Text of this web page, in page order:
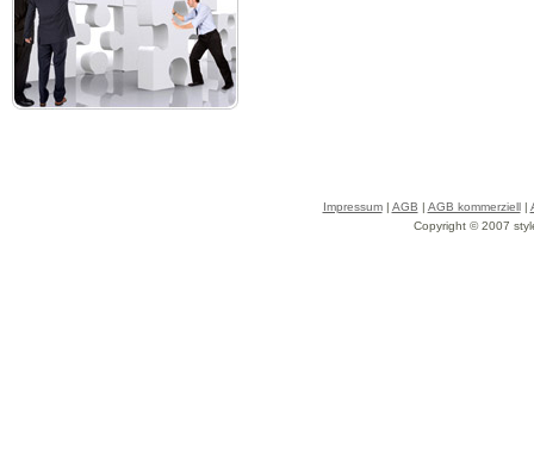
Impressum| AGB | AGB kommerziell|
Copyright © 2007